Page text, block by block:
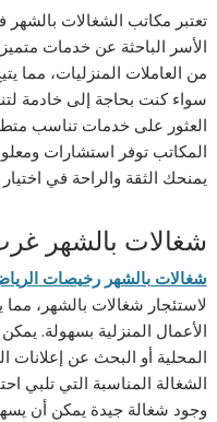
تعتبر مكاتب الشغالات بالشهر
الأسر الباحثة عن خدمات
من العاملات المنزليات، مما
سواء كنت بحاجة إلى خادمة
العثور على خدمات تناسب
المكاتب توفر استشارات
يمنحك الثقة والراحة في
شغالات بالشهر
شغالات بالشهر رخيصات
لاستئجار شغالات بالشهر،
الأعمال المنزلية بسهولة.
المحلية أو البحث عن إعلانات
الشغالة المناسبة التي تلبي
وجود شغالة جيدة يمكن أن